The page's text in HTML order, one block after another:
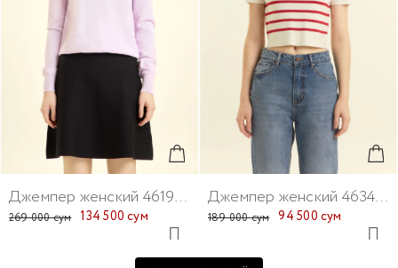
Джемпер женский 46196-207
269 000 сум 134 500 сум
Джемпер женский 46342-50
189 000 сум 94 500 сум